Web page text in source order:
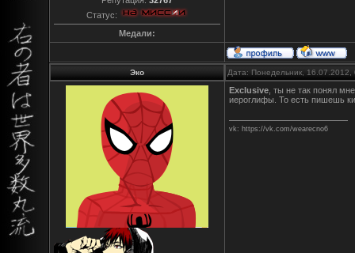
Статус:
Медали:
Эко Дата: Понедельник,
Exclusive , ты не так понял
иероглифы. То есть пишешь
vk: https://vk.com/wearecno6